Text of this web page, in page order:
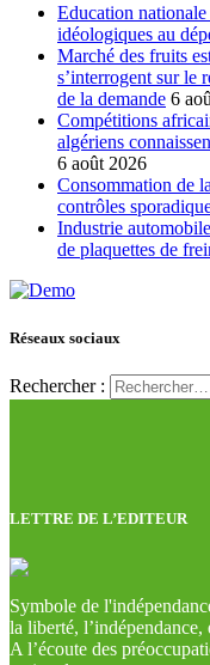
Education
idéologiques au
Marché des fruits
s’interrogent sur le
de la demande 6
Compétitions
algériens
6 août 2026
Consommation de
contrôles
Industrie
de plaquettes de
Réseaux sociaux
Rechercher :
LETTRE DE L’EDITEUR
Symbole de
la liberté, l’indépendance,
A l’écoute des